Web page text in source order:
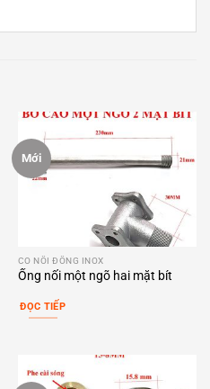
Mới
CO NỐI ĐỒNG INOX
Ống nối một ngõ hai mặt bít
ĐỌC TIẾP